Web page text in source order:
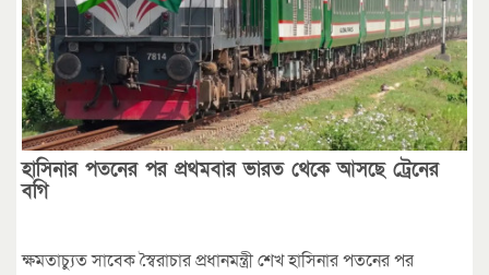
হাসিনার পতনের পর প্রথমবার ভারত থেকে আসছে ট্রেনের
বগি
ক্ষমতাচ্যুত সাবেক স্বৈরাচার প্রধানমন্ত্রী শেখ হাসিনার পতনের পর